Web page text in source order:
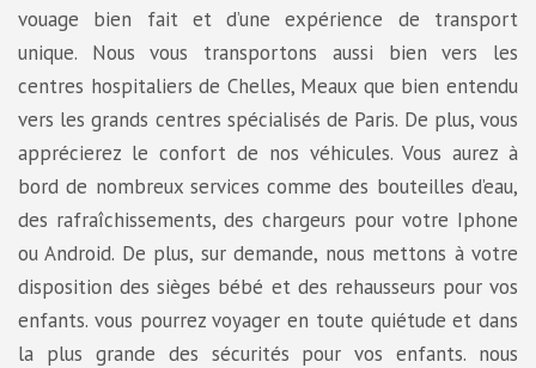
vouage bien fait et d’une expérience de transport
unique. Nous vous transportons aussi bien vers les
centres hospitaliers de Chelles, Meaux que bien entendu
vers les grands centres spécialisés de Paris. De plus, vous
apprécierez le confort de nos véhicules. Vous aurez à
bord de nombreux services comme des bouteilles d’eau,
des rafraîchissements, des chargeurs pour votre Iphone
ou Android. De plus, sur demande, nous mettons à votre
disposition des sièges bébé et des rehausseurs pour vos
enfants. vous pourrez voyager en toute quiétude et dans
la plus grande des sécurités pour vos enfants. nous